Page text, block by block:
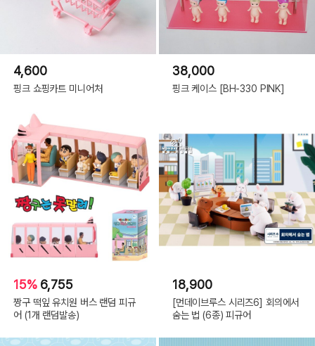
4,600
핑크 쇼핑카트 미니어처
38,000
핑크 케이스 [BH-330 PINK]
15% 6,755
짱구 떡잎 유치원 버스 랜덤 피규
어 (1개 랜덤발송)
18,900
[먼데이브루스 시리즈6] 회의에서
숨는 법 (6종) 피규어